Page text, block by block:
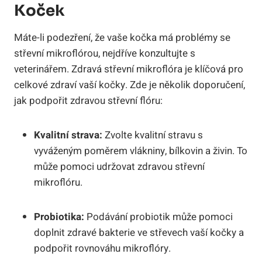
Koček
Máte-li podezření, že vaše kočka má problémy se
střevní mikroflórou, nejdříve konzultujte s
veterinářem. Zdravá střevní mikroflóra je klíčová pro
celkové zdraví vaší kočky. Zde je několik doporučení,
jak podpořit zdravou střevní flóru:
Kvalitní strava: Zvolte kvalitní stravu s
vyváženým poměrem vlákniny, bílkovin a živin. To
může pomoci udržovat zdravou střevní
mikroflóru.
Probiotika: Podávání probiotik může pomoci
doplnit zdravé bakterie ve střevech vaší kočky a
podpořit rovnováhu mikroflóry.